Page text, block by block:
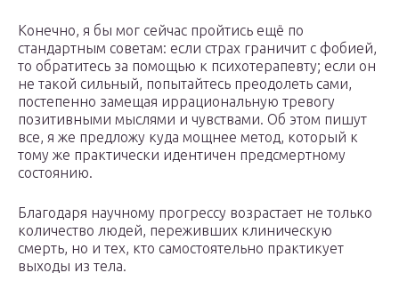
Конечно, я бы мог сейчас пройтись ещё по
стандартным советам: если страх граничит с фобией,
то обратитесь за помощью к психотерапевту; если он
не такой сильный, попытайтесь преодолеть сами,
постепенно замещая иррациональную тревогу
позитивными мыслями и чувствами. Об этом пишут
все, я же предложу куда мощнее метод, который к
тому же практически идентичен предсмертному
состоянию.
Благодаря научному прогрессу возрастает не только
количество людей, переживших клиническую
смерть, но и тех, кто самостоятельно практикует
выходы из тела.